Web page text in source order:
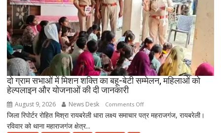
संपन्न
दो ग्राम सभाओं में मिशन शक्ति का बहू-बेटी सम्मेलन, महिलाओं को
हेल्पलाइन और योजनाओं की दी जानकारी
August 9, 2026 News Desk Comments Offon
दो
जिला रिपोर्टर रोहित मिश्रा रायबरेली धारा लक्ष्य समाचार पत्र महराजगंज, रायबरेली।
रविवार को थाना महाराजगंज क्षेत्र...